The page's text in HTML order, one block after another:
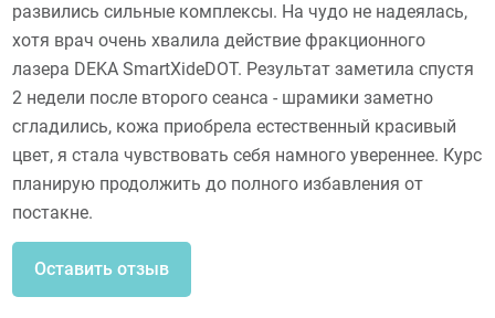
развились сильные комплексы. На чудо не надеялась,
хотя врач очень хвалила действие фракционного
лазера DEKA SmartXideDOT. Результат заметила спустя
2 недели после второго сеанса - шрамики заметно
сгладились, кожа приобрела естественный красивый
цвет, я стала чувствовать себя намного увереннее. Курс
планирую продолжить до полного избавления от
постакне.
Оставить отзыв